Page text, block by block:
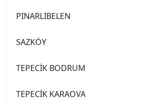
PINARLIBELEN
SAZKÖY
TEPECİK BODRUM
TEPECİK KARAOVA